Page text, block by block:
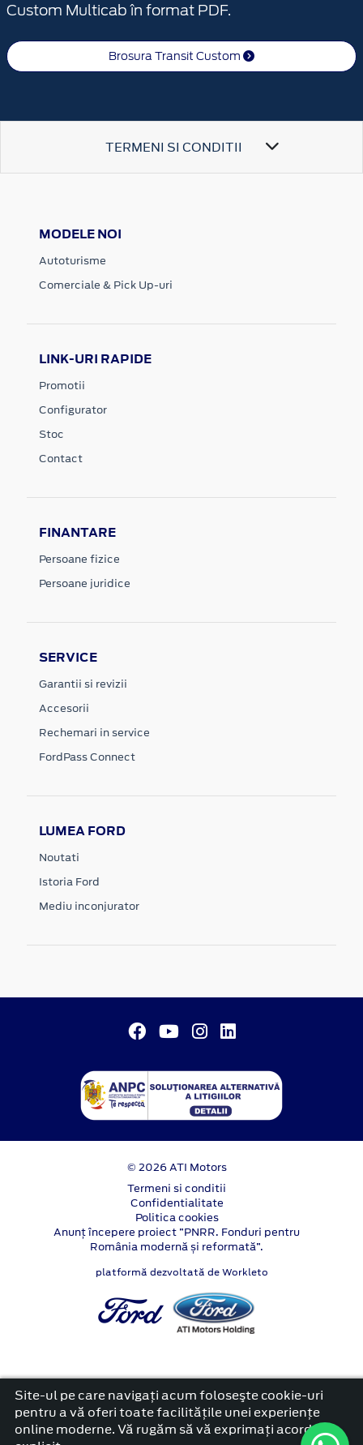
Custom Multicab în format PDF.
Brosura Transit Custom
TERMENI SI CONDITII
MODELE NOI
Autoturisme
Comerciale & Pick Up-uri
LINK-URI RAPIDE
Promotii
Configurator
Stoc
Contact
FINANTARE
Persoane fizice
Persoane juridice
SERVICE
Garantii si revizii
Accesorii
Rechemari in service
FordPass Connect
LUMEA FORD
Noutati
Istoria Ford
Mediu inconjurator
© 2026 ATI Motors
Termeni si conditii
Confidentialitate
Politica cookies
Anunț începere proiect ”PNRR. Fonduri pentru
România modernă și reformată”.
platformă dezvoltată de Workleto
Site-ul pe care navigați acum foloseşte cookie-uri
pentru a vă oferi toate facilitățile unei experiențe
online moderne. Vă rugăm să vă exprimați acordul